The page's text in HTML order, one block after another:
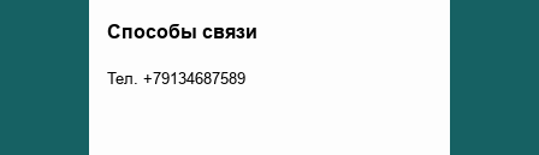
Способы связи
Тел. +79134687589